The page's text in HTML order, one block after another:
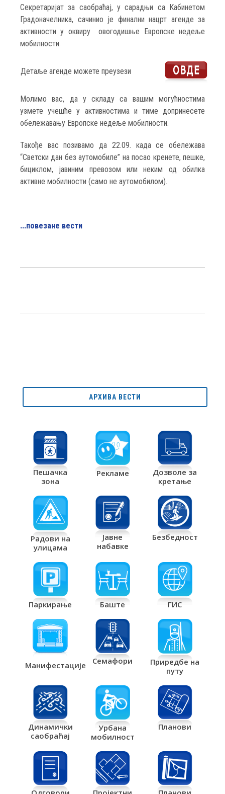
Секретаријат за саобраћај, у сарадњи са Кабинетом
Градоначелника, сачинио је финални нацрт агенде за
активности у оквиру овогодишње Европске недеље
мобилности.
Детаље агенде можете преузези
Молимо вас, да у складу са вашим могућностима
узмете учешће у активностима и тиме допринесете
обележавању Европске недеље мобилности.
Такође вас позивамо да 22.09. када се обележава
“Светски дан без аутомобиле” на посао кренете, пешке,
бициклом, јавиним превозом или неким од обилка
активне мобилности (само не аутомобилом).
...повезане вести
АРХИВА ВЕСТИ
Пешачка
зона
Рекламе
Дозволе за
кретање
Радови на
улицама
Јавне
набавке
Безбедност
Паркирање Баште ГИС
Манифестације Семафори
Приредбе на
путу
Динамички
саобраћај
Урбана
мобилност
Планови